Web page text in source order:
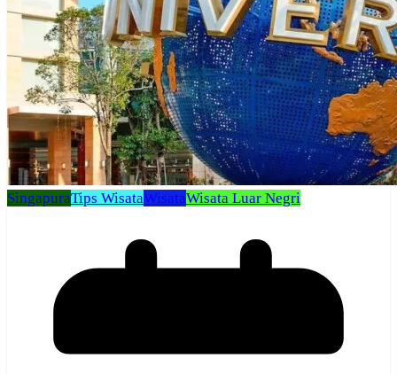
SingapuraTips WisataWisataWisata Luar Negri